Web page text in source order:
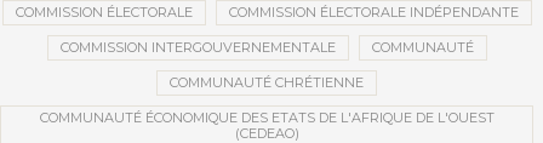
COMMISSION ÉLECTORALE COMMISSION ÉLECTORALE INDÉPENDANTE
COMMISSION INTERGOUVERNEMENTALE COMMUNAUTÉ
COMMUNAUTÉ CHRÉTIENNE
COMMUNAUTÉ ÉCONOMIQUE DES ETATS DE L'AFRIQUE DE L'OUEST
(CEDEAO)